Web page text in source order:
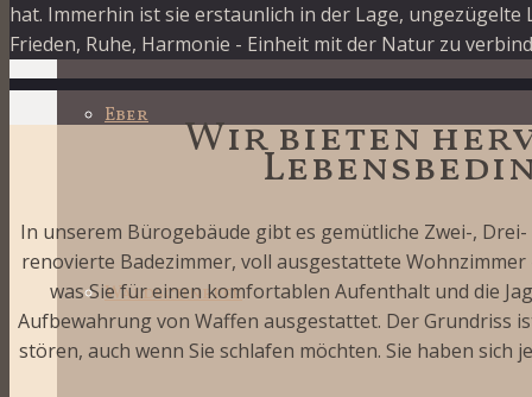
Eber
Waldschnepfe
hat. Immerhin ist sie erstaunlich in der Lage, ungezügelte
Frieden, Ruhe, Harmonie - Einheit mit der Natur zu
Wir bieten
In unserem Bürogebäude gibt es gemütliche Zwei-,
renovierte Badezimmer, voll ausgestattete
was Sie für einen komfortablen Aufenthalt und die
Aufbewahrung von Waffen ausgestattet. Der Grundriss
stören, auch wenn Sie schlafen möchten. Sie haben sich